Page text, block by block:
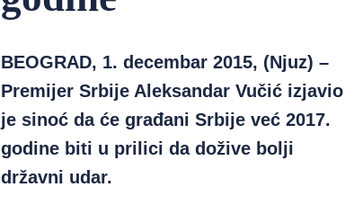
BEOGRAD, 1. decembar 2015, (Njuz) –
Premijer Srbije Aleksandar Vučić izjavio
je sinoć da će građani Srbije već 2017.
godine biti u prilici da dožive bolji
državni udar.